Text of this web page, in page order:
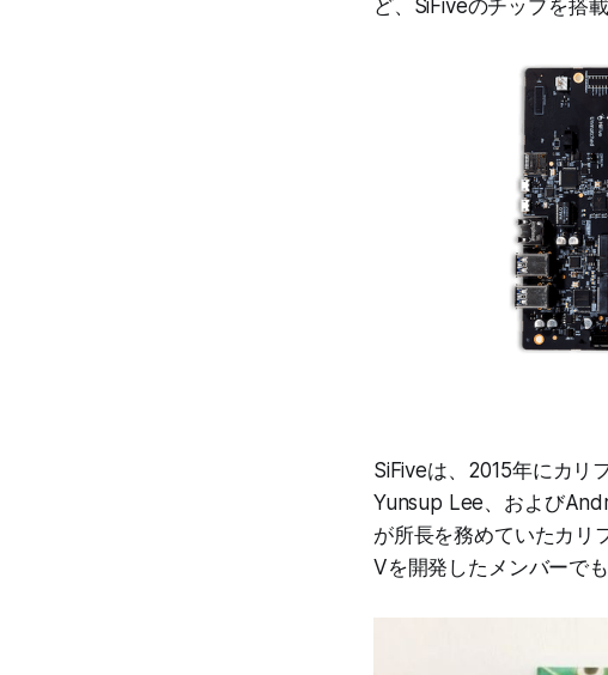
ど、SiFiveのチップを搭
SiFiveは、2015年にカリ
Yunsup Lee、および
が所長を務めていたカリ
Vを開発したメンバーでも